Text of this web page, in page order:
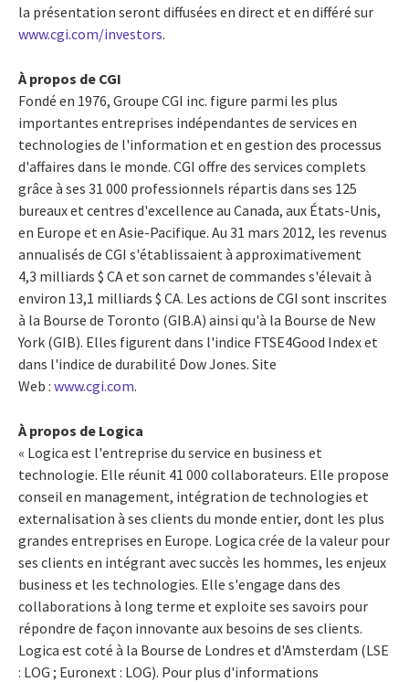
la présentation seront diffusées en direct et en différé sur
www.cgi.com/investors.
À propos de CGI
Fondé en 1976, Groupe CGI inc. figure parmi les plus
importantes entreprises indépendantes de services en
technologies de l'information et en gestion des processus
d'affaires dans le monde. CGI offre des services complets
grâce à ses 31 000 professionnels répartis dans ses 125
bureaux et centres d'excellence au Canada, aux États-Unis,
en Europe et en Asie-Pacifique. Au 31 mars 2012, les revenus
annualisés de CGI s'établissaient à approximativement
4,3 milliards $ CA et son carnet de commandes s'élevait à
environ 13,1 milliards $ CA. Les actions de CGI sont inscrites
à la Bourse de Toronto (GIB.A) ainsi qu'à la Bourse de New
York (GIB). Elles figurent dans l'indice FTSE4Good Index et
dans l'indice de durabilité Dow Jones. Site
Web : www.cgi.com.
À propos de Logica
« Logica est l'entreprise du service en business et
technologie. Elle réunit 41 000 collaborateurs. Elle propose
conseil en management, intégration de technologies et
externalisation à ses clients du monde entier, dont les plus
grandes entreprises en Europe. Logica crée de la valeur pour
ses clients en intégrant avec succès les hommes, les enjeux
business et les technologies. Elle s'engage dans des
collaborations à long terme et exploite ses savoirs pour
répondre de façon innovante aux besoins de ses clients.
Logica est coté à la Bourse de Londres et d'Amsterdam (LSE
: LOG ; Euronext : LOG). Pour plus d'informations